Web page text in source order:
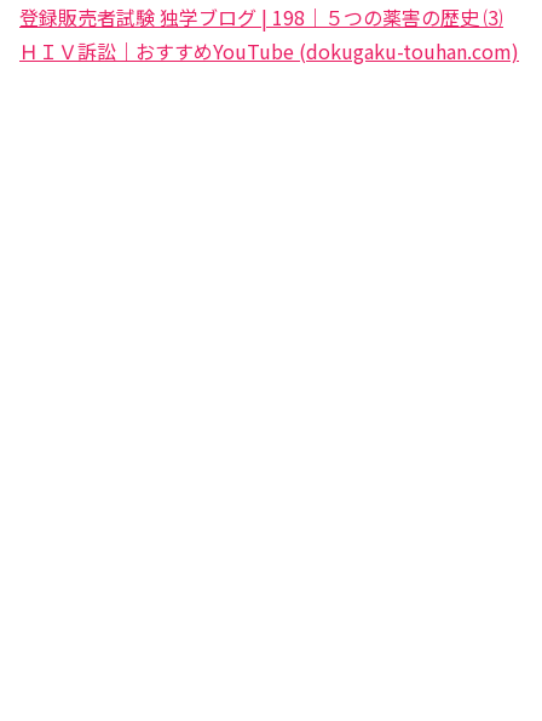
登録販売者試験 独学ブログ | 198｜５つの薬害の歴史 ⑶
ＨＩＶ訴訟｜おすすめYouTube (dokugaku-touhan.com)